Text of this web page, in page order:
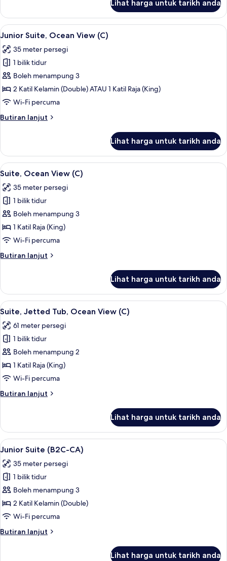
Suite
(C)
Lihat harga untuk tarikh anda
Lihat
semua
foto
untuk
Junior
Suite,
Ocean
(C)
Bar mini, peti besi dalam bilik,
2
Junior Suite, Ocean View (C)
35 meter persegi
1 bilik tidur
Boleh menampung 3
2 Katil Kelamin (Double) ATAU 1 Katil Raja (King)
Wi-Fi percuma
Butiran lanjut
Butiran
Suite,
Ocean
View
Lihat harga untuk tarikh anda
Lihat
semua
foto
untuk
Suite,
Ocean
View
Bar mini, peti besi dalam bilik,
2
Suite, Ocean View (C)
35 meter persegi
1 bilik tidur
Boleh menampung 3
1 Katil Raja (King)
Wi-Fi percuma
Butiran lanjut
Butiran
Ocean
View
(C)
Lihat harga untuk tarikh anda
Lihat
semua
foto
untuk
Suite,
Jetted
Tub,
View
Bar mini, peti besi dalam bilik,
4
Suite, Jetted Tub, Ocean View (C)
61 meter persegi
1 bilik tidur
Boleh menampung 2
1 Katil Raja (King)
Wi-Fi percuma
Butiran lanjut
Butiran
Jetted
Tub,
Ocean
(C)
Lihat harga untuk tarikh anda
Lihat
semua
foto
untuk
Junior
Suite
(B2C-
Bar mini, peti besi dalam bilik,
2
Junior Suite (B2C-CA)
35 meter persegi
1 bilik tidur
Boleh menampung 3
2 Katil Kelamin (Double)
Wi-Fi percuma
Butiran lanjut
Butiran
Lihat harga untuk tarikh anda